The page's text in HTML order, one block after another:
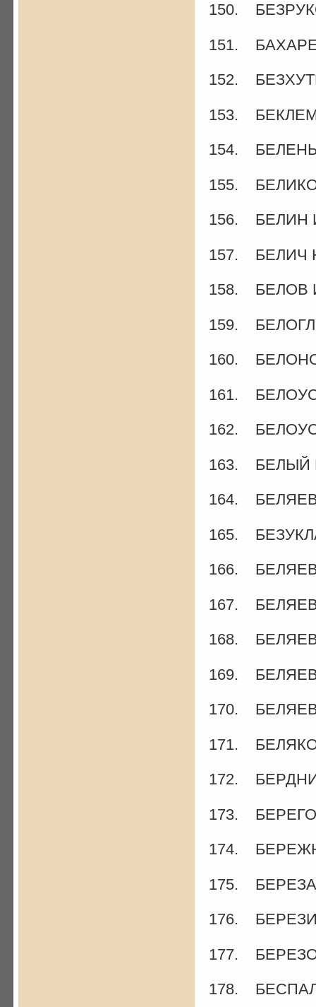
150.
151.
152.
153.
154.
155.
156. БЕЛИН
157. БЕЛИЧ
158. БЕЛОВ
159.
160.
161.
162.
163. БЕЛЫЙ
164. БЕЛЯЕВ
165.
166. БЕЛЯЕВ
167. БЕЛЯЕВ
168. БЕЛЯЕВ
169.
170.
171.
172.
173.
174.
175. БЕРЕЗА
176.
177.
178.